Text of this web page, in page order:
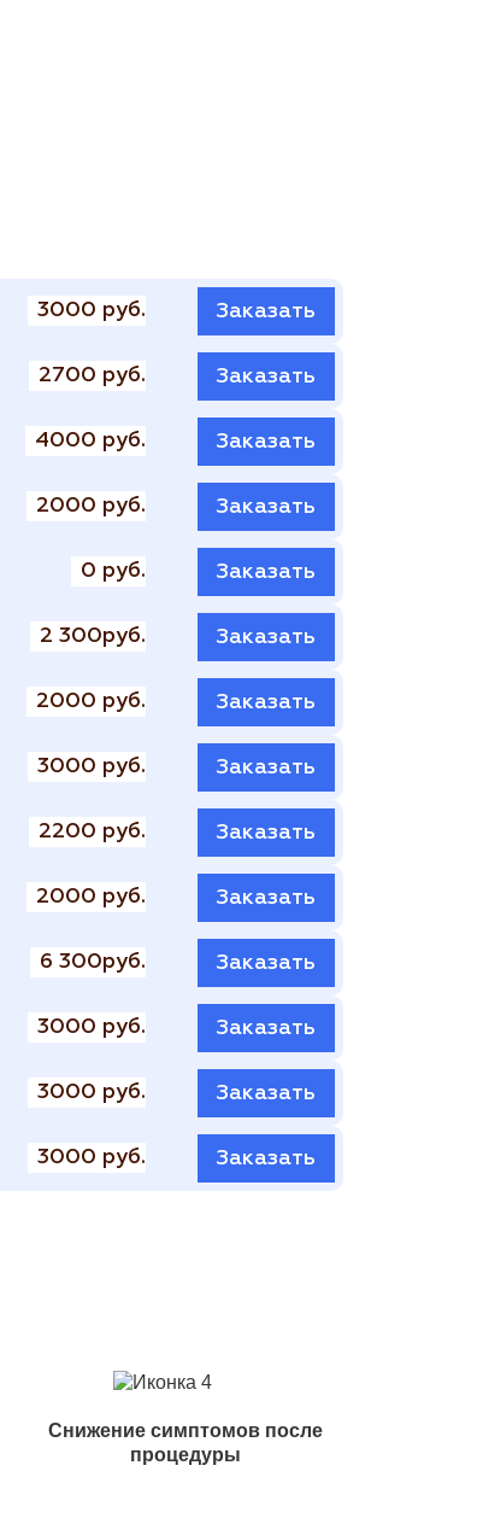
3000 руб. Заказать
2700 руб. Заказать
4000 руб. Заказать
2000 руб. Заказать
0 руб. Заказать
2 300руб. Заказать
2000 руб. Заказать
3000 руб. Заказать
2200 руб. Заказать
2000 руб. Заказать
6 300руб. Заказать
3000 руб. Заказать
3000 руб. Заказать
3000 руб. Заказать
Снижение симптомов после
процедуры